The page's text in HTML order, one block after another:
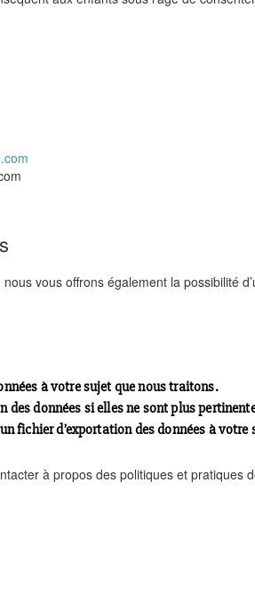
vous offrons également la possibilité
à votre sujet que nous traitons.
des données si elles ne sont plus
fichier d’exportation des données à
à propos des politiques et